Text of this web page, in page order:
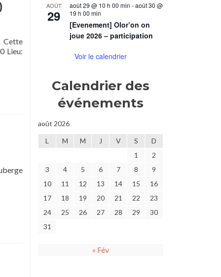
Cette
Lieu:
AOÛT
29
août 29 @ 10 h 00 min -août 30 @
19 h 00 min
[Evenement] Olor’on on
joue 2026 – participation
Voir le calendrier
Calendrier des
événements
août 2026
L M M J V S
D
1
2
3
4 5 6 7 8
9
10
11 12 13 14 15
16
17
18 19 20 21 22
23
24
25 26 27 28 29
30
31
« Fév